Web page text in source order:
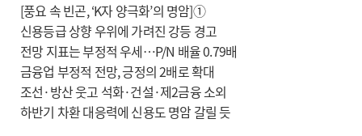
[풍요 속 빈곤, ‘K자 양극화’의 명암]①
신용등급 상향 우위에 가려진 강등 경고
전망 지표는 부정적 우세…P/N 배율 0.79배
금융업 부정적 전망, 긍정의 2배로 확대
조선·방산 웃고 석화·건설·제2금융 소외
하반기 차환 대응력에 신용도 명암 갈릴 듯